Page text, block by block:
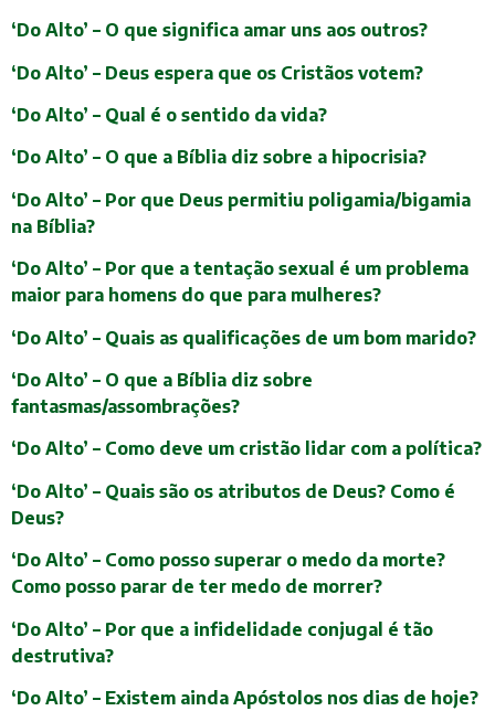
‘Do Alto’ – O que significa amar uns aos outros?
‘Do Alto’ – Deus espera que os Cristãos votem?
‘Do Alto’ – Qual é o sentido da vida?
‘Do Alto’ – O que a Bíblia diz sobre a hipocrisia?
‘Do Alto’ – Por que Deus permitiu poligamia/bigamia
na Bíblia?
‘Do Alto’ – Por que a tentação sexual é um problema
maior para homens do que para mulheres?
‘Do Alto’ – Quais as qualificações de um bom marido?
‘Do Alto’ – O que a Bíblia diz sobre
fantasmas/assombrações?
‘Do Alto’ – Como deve um cristão lidar com a política?
‘Do Alto’ – Quais são os atributos de Deus? Como é
Deus?
‘Do Alto’ – Como posso superar o medo da morte?
Como posso parar de ter medo de morrer?
‘Do Alto’ – Por que a infidelidade conjugal é tão
destrutiva?
‘Do Alto’ – Existem ainda Apóstolos nos dias de hoje?